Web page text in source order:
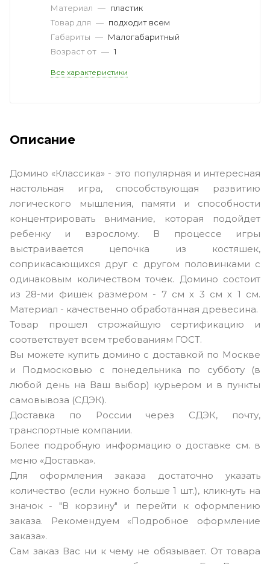
Материал — пластик
Товар для — подходит всем
Габариты — Малогабаритный
Возраст от — 1
Все характеристики
Описание
Домино «Классика» - это популярная и интересная
настольная игра, способствующая развитию
логического мышления, памяти и способности
концентрировать внимание, которая подойдет
ребенку и взрослому. В процессе игры
выстраивается цепочка из костяшек,
соприкасающихся друг с другом половинками с
одинаковым количеством точек. Домино состоит
из 28-ми фишек размером - 7 см х 3 см х 1 см.
Материал - качественно обработанная древесина.
Товар прошел строжайшую сертификацию и
соответствует всем требованиям ГОСТ.
Вы можете купить домино с доставкой по Москве
и Подмосковью с понедельника по субботу (в
любой день на Ваш выбор) курьером и в пункты
самовывоза (СДЭК).
Доставка по России через СДЭК, почту,
транспортные компании.
Более подробную информацию о доставке см. в
меню «Доставка».
Для оформления заказа достаточно указать
количество (если нужно больше 1 шт.), кликнуть на
значок - "В корзину" и перейти к оформлению
заказа. Рекомендуем «Подробное оформление
заказа».
Сам заказ Вас ни к чему не обязывает. От товара